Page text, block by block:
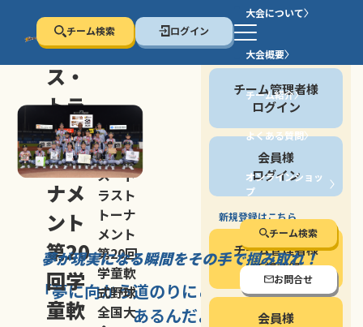
チーム検索 ログイン
大会について
大会概要
チーム紹介
よくある質問
オンラインショッ
プ
チーム検索
お問合せ
停止する
セン
ス・
トラ
スト
トー
ナメ
ント
第20
回学
童軟
セン
ス・ト
ラスト
トーナ
メント
第20回
学童軟
式野球
全国大
会員の方
チーム管理者様
ログイン
会員様
ログイン
新規登録はこちら
チーム管理者様
新規登録
会員様
夢が現実になる瞬間をその手で掴み取れ！
「夢に向かう道のりにこそ大きな意味が
あるんだよ」